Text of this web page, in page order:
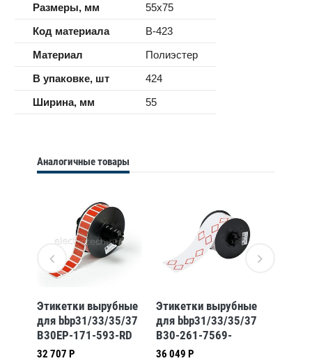
Размеры, мм
55x75
Код материала
B-423
Материал
Полиэстер
В упаковке, шт
424
Ширина, мм
55
Аналогичные товары
Этикетки вырубные
для bbp31/33/35/37
B30EP-171-593-RD
32 707 Р
Этикетки вырубные
для bbp31/33/35/37
B30-261-7569-
CLP4A
36 049 Р